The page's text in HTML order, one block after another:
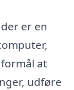
er en
at
udføre